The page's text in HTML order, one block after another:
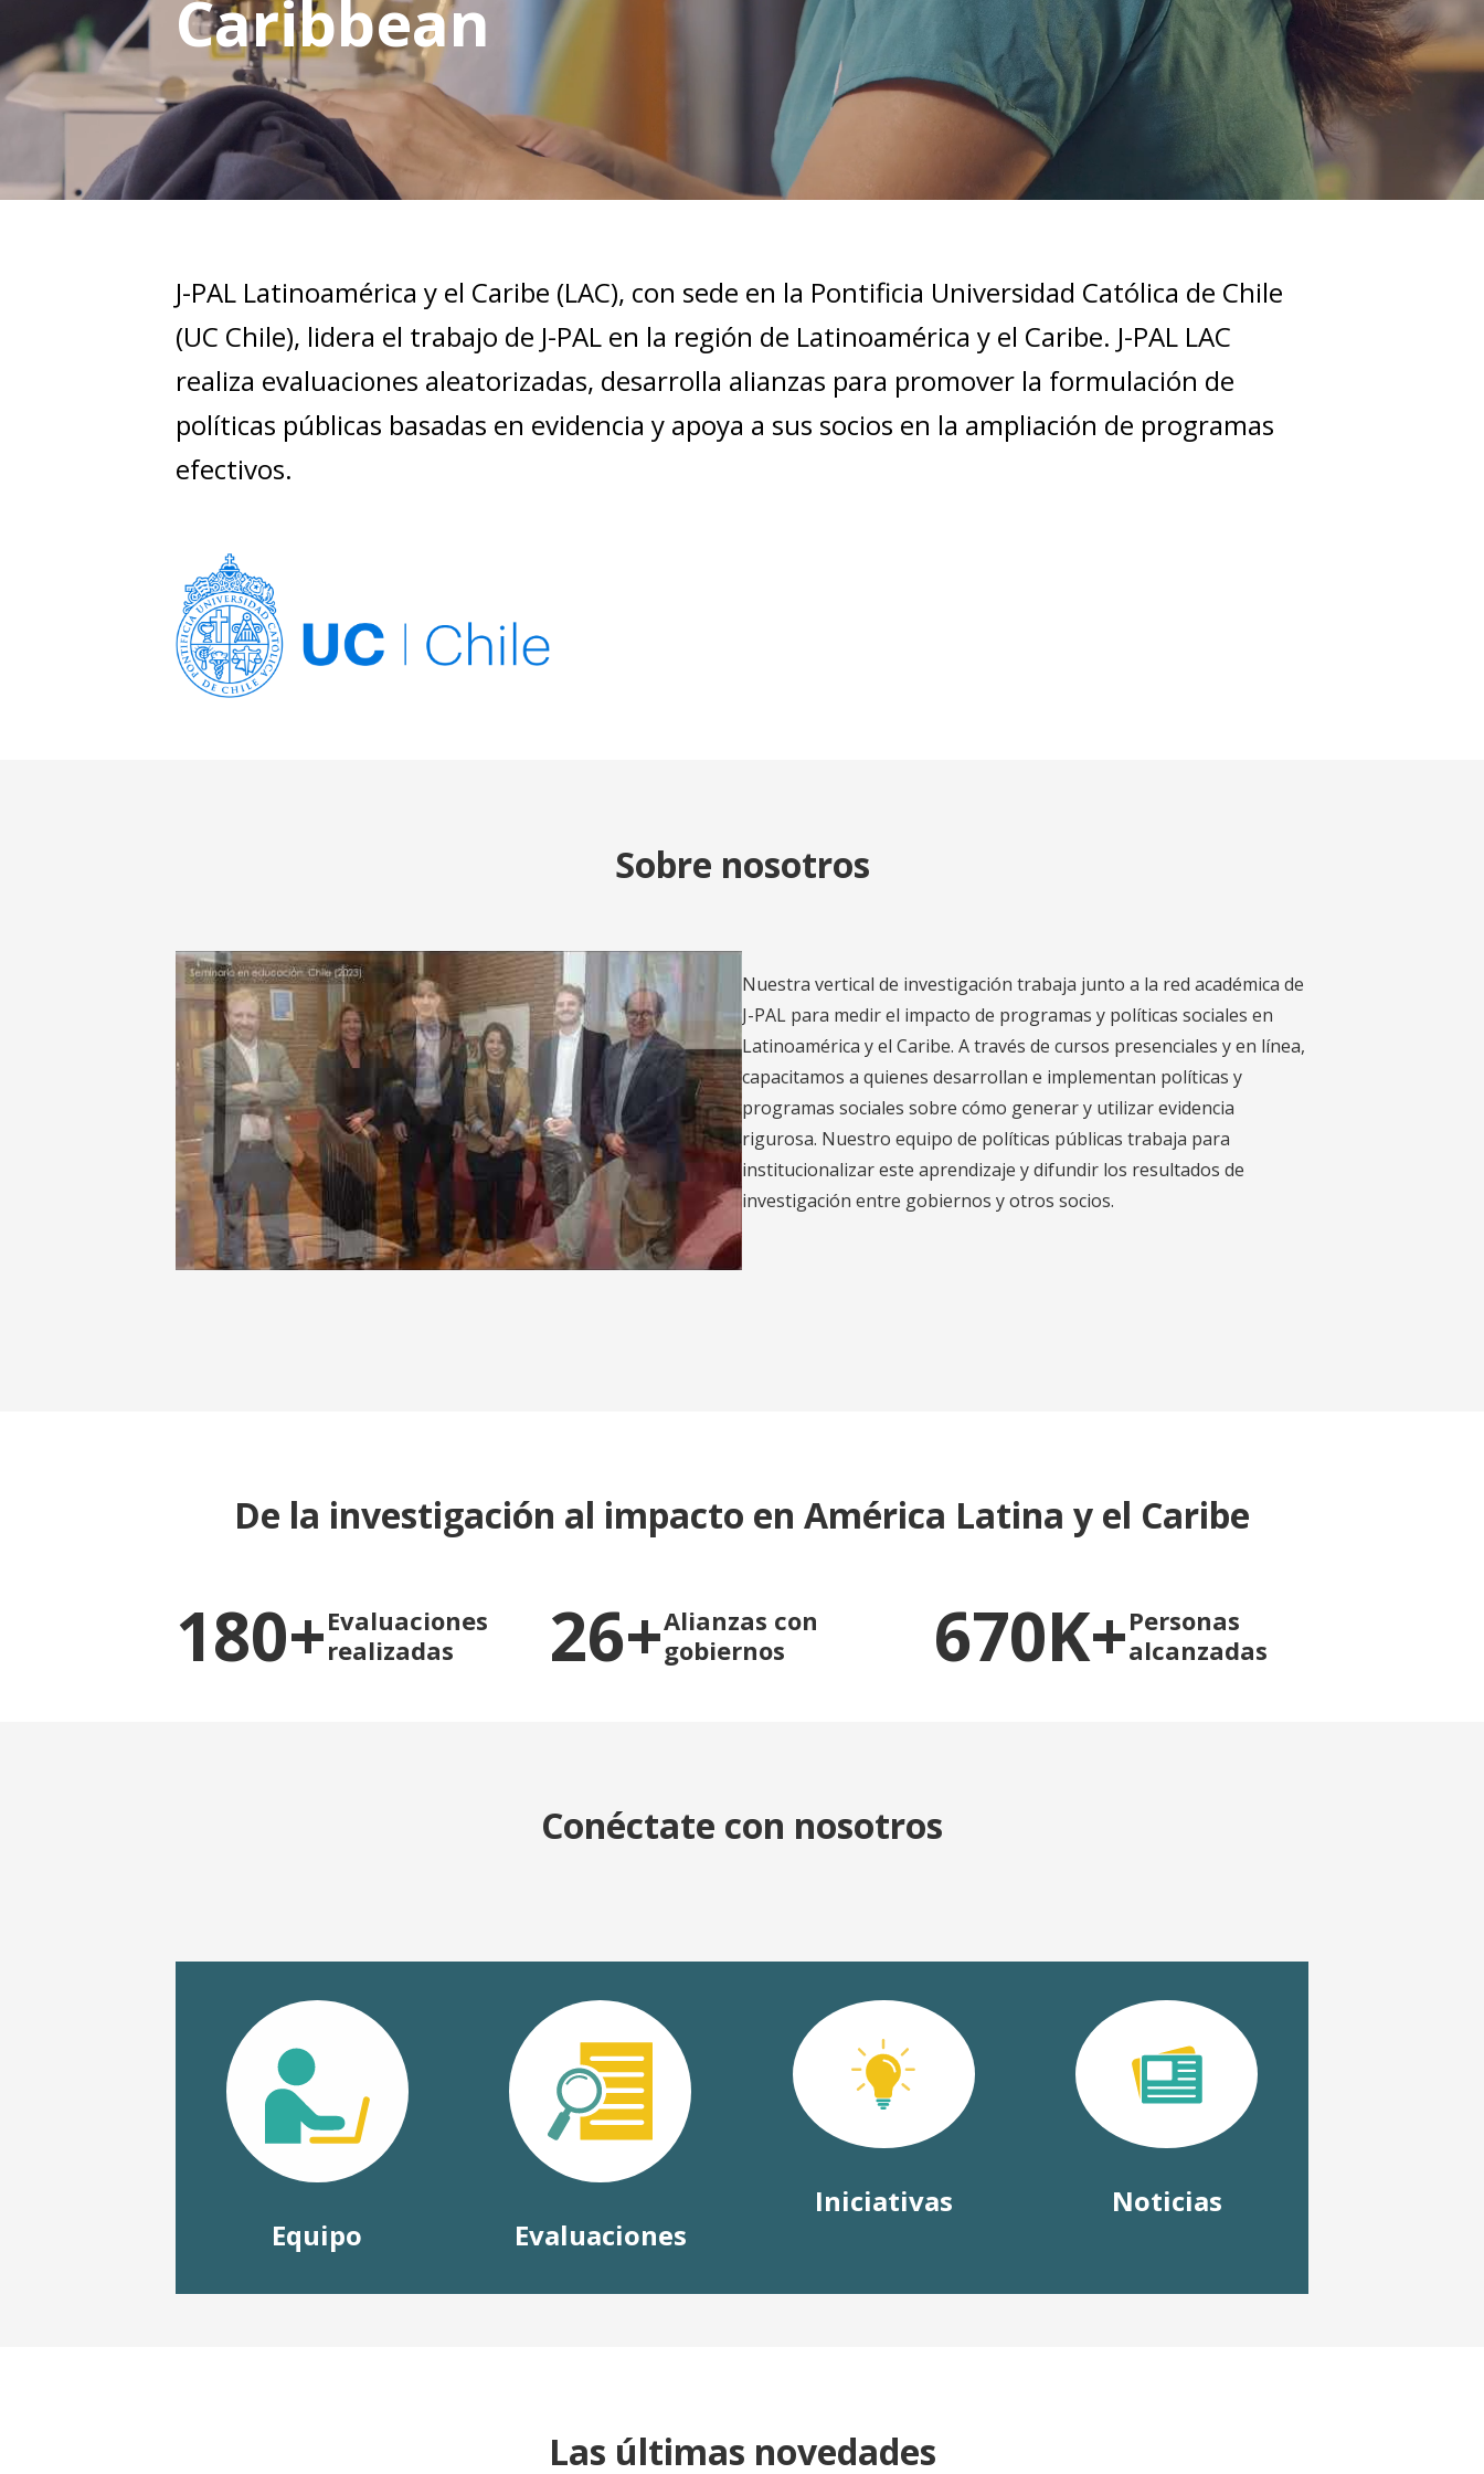
Caribbean
J-PAL Latinoamérica y el Caribe (LAC), con sede en la Pontificia Universidad Católica de Chile
(UC Chile), lidera el trabajo de J-PAL en la región de Latinoamérica y el Caribe. J-PAL LAC
realiza evaluaciones aleatorizadas, desarrolla alianzas para promover la formulación de
políticas públicas basadas en evidencia y apoya a sus socios en la ampliación de programas
efectivos.
Imagen
Sobre nosotros
Nuestra vertical de investigación trabaja junto a la red académica de
J-PAL para medir el impacto de programas y políticas sociales en
Latinoamérica y el Caribe. A través de cursos presenciales y en línea,
capacitamos a quienes desarrollan e implementan políticas y
programas sociales sobre cómo generar y utilizar evidencia
rigurosa. Nuestro equipo de políticas públicas trabaja para
institucionalizar este aprendizaje y difundir los resultados de
investigación entre gobiernos y otros socios.
De la investigación al impacto en América Latina y el Caribe
180+Evaluaciones
realizadas
26+Alianzas con
gobiernos
670K+Personas
alcanzadas
Conéctate con nosotros
Equipo Evaluaciones
Iniciativas Noticias
Las últimas novedades